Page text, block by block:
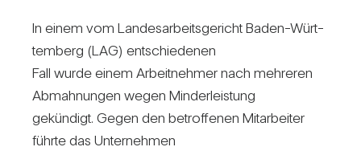
In einem vom Lan­des­ar­beits­ge­richt Baden-Würt­
tem­berg (LAG) ent­schie­denen
Fall wurde einem Arbeit­nehmer nach meh­reren
Abmah­nungen wegen Min­der­leis­tung
gekün­digt. Gegen den betrof­fenen Mit­ar­beiter
führte das Unter­nehmen